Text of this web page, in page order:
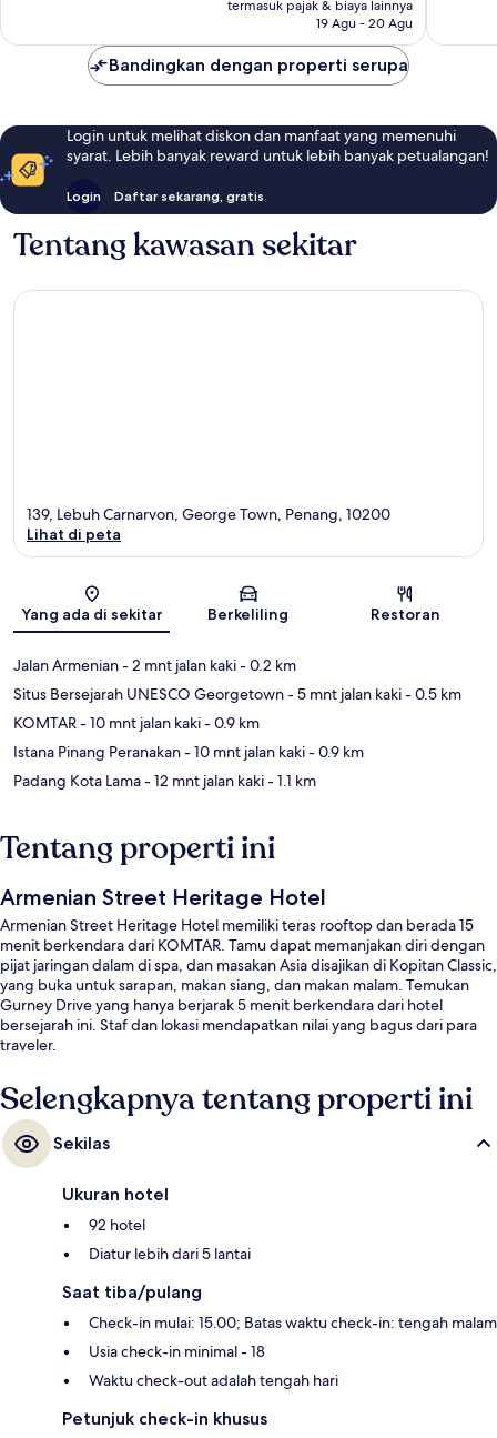
termasuk pajak & biaya lainnya
19 Agu - 20 Agu
Bandingkan dengan properti serupa
Login untuk melihat diskon dan manfaat yang memenuhi
syarat. Lebih banyak reward untuk lebih banyak petualangan!
Login Daftar sekarang, gratis
Tentang kawasan sekitar
Peta
139, Lebuh Carnarvon, George Town, Penang, 10200
Lihat di peta
Yang ada di sekitar Berkeliling Restoran
Jalan Armenian- 2 mnt jalan kaki- 0.2 km
Situs Bersejarah UNESCO Georgetown- 5 mnt jalan kaki- 0.5 km
KOMTAR- 10 mnt jalan kaki- 0.9 km
Istana Pinang Peranakan- 10 mnt jalan kaki- 0.9 km
Padang Kota Lama- 12 mnt jalan kaki- 1.1 km
Tentang properti ini
Armenian Street Heritage Hotel
Armenian Street Heritage Hotel memiliki teras rooftop dan berada 15
menit berkendara dari KOMTAR. Tamu dapat memanjakan diri dengan
pijat jaringan dalam di spa, dan masakan Asia disajikan di Kopitan Classic,
yang buka untuk sarapan, makan siang, dan makan malam. Temukan
Gurney Drive yang hanya berjarak 5 menit berkendara dari hotel
bersejarah ini. Staf dan lokasi mendapatkan nilai yang bagus dari para
traveler.
Selengkapnya tentang properti ini
Sekilas
Ukuran hotel
92 hotel
Diatur lebih dari 5 lantai
Saat tiba/pulang
Check-in mulai: 15.00; Batas waktu check-in: tengah malam
Usia check-in minimal - 18
Waktu check-out adalah tengah hari
Petunjuk check-in khusus